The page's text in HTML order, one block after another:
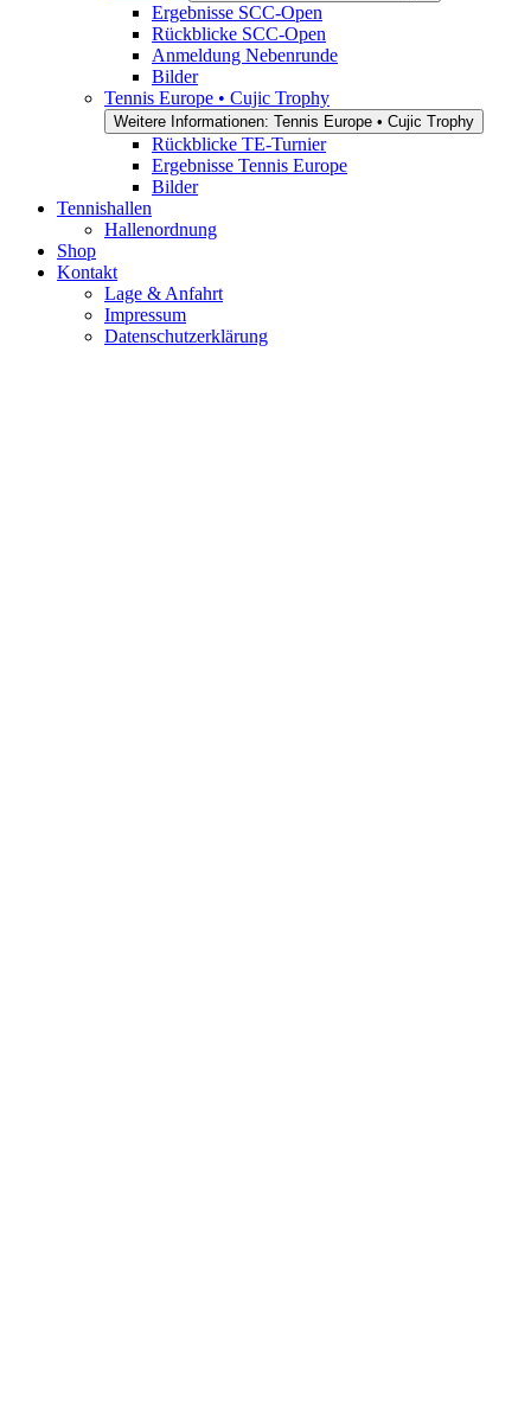
Ergebnisse SCC-Open
Rückblicke SCC-Open
Anmeldung Nebenrunde
Bilder
Tennis Europe • Cujic Trophy
Weitere Informationen: Tennis Europe • Cujic Trophy
Rückblicke TE-Turnier
Ergebnisse Tennis Europe
Bilder
Tennishallen
Hallenordnung
Shop
Kontakt
Lage & Anfahrt
Impressum
Datenschutzerklärung